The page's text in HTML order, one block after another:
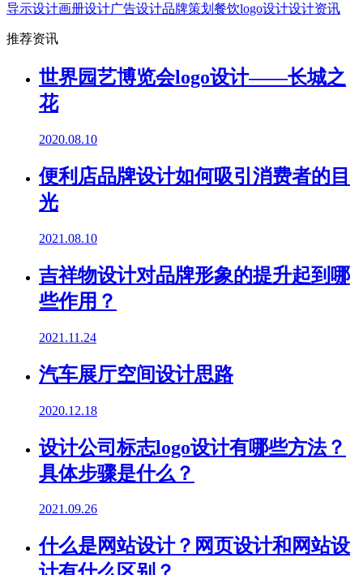
导示设计画册设计广告设计品牌策划 餐饮logo设计设计资讯
推荐资讯
世界园艺博览会logo设计——长城之
花
2020.08.10
便利店品牌设计如何吸引消费者的目
光
2021.08.10
吉祥物设计对品牌形象的提升起到哪
些作用？
2021.11.24
汽车展厅空间设计思路
2020.12.18
设计公司标志logo设计有哪些方法？
具体步骤是什么？
2021.09.26
什么是网站设计？网页设计和网站设